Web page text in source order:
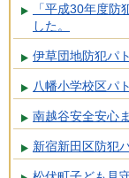
「平成30年度
した。
伊草団地防犯パ
八幡小学校区パ
南越谷安全安心
新宿新田区防犯